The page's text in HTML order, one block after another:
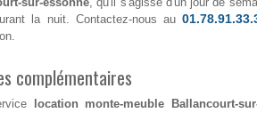
la nuit. Contactez-nous au
complémentaires
location monte-meuble Ballancourt-